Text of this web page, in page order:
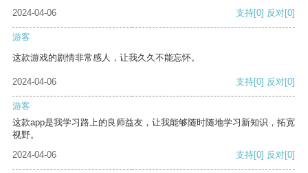
2024-04-06
支持[0] 反对[0]
游客
这款游戏的剧情非常感人，让我久久不能忘怀。
2024-04-06 支持[0] 反对[0]
游客
这款app是我学习路上的良师益友，让我能够随时随地学习新知识，拓宽
视野。
2024-04-06
支持[0] 反对[0]